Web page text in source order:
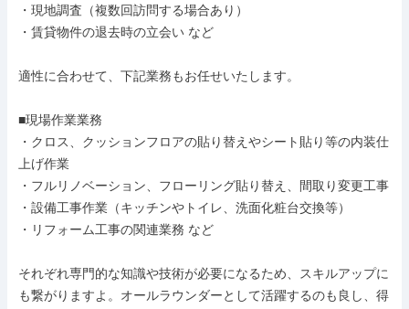
・現地調査（複数回訪問する場合あり）
・賃貸物件の退去時の立会い など
適性に合わせて、下記業務もお任せいたします。
■現場作業業務
・クロス、クッションフロアの貼り替えやシート貼り等の内装仕
上げ作業
・フルリノベーション、フローリング貼り替え、間取り変更工事
・設備工事作業（キッチンやトイレ、洗面化粧台交換等）
・リフォーム工事の関連業務 など
それぞれ専門的な知識や技術が必要になるため、スキルアップに
も繋がりますよ。オールラウンダーとして活躍するのも良し、得